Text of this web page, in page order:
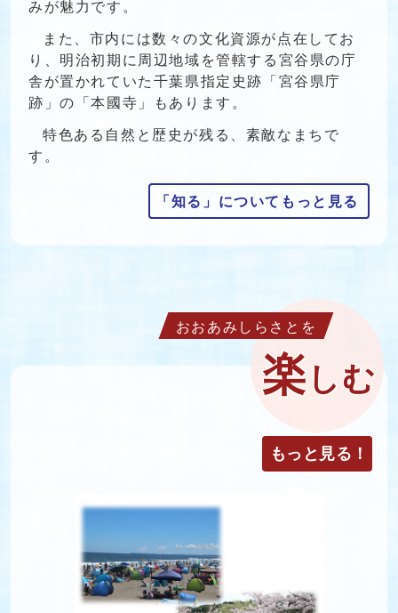
みが魅力です。
また、市内には数々の文化資源が点在してお
り、明治初期に周辺地域を管轄する宮谷県の庁
舎が置かれていた千葉県指定史跡「宮谷県庁
跡」の「本國寺」もあります。
特色ある自然と歴史が残る、素敵なまちで
す。
「知る」についてもっと見る
おおあみしらさとを
楽 しむ
もっと見る！